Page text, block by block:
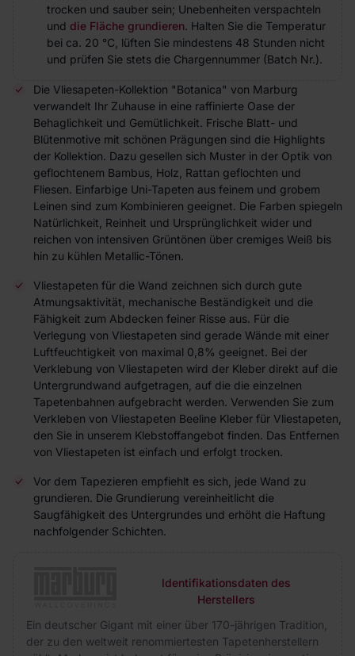
trocken und sauber sein; Unebenheiten verspachteln
und die Fläche grundieren. Halten Sie die Temperatur
bei ca. 20 °C, lüften Sie mindestens 48 Stunden nicht
und prüfen Sie stets die Chargennummer (Batch Nr.).
Die Vliesapeten-Kollektion "Botanica" von Marburg
verwandelt Ihr Zuhause in eine raffinierte Oase der
Behaglichkeit und Gemütlichkeit. Frische Blatt- und
Blütenmotive mit schönen Prägungen sind die Highlights
der Kollektion. Dazu gesellen sich Muster in der Optik von
geflochtenem Bambus, Holz, Rattan geflochten und
Fliesen. Einfarbige Uni-Tapeten aus feinem und grobem
Leinen sind zum Kombinieren geeignet. Die Farben spiegeln
Natürlichkeit, Reinheit und Ursprünglichkeit wider und
reichen von intensiven Grüntönen über cremiges Weiß bis
hin zu kühlen Metallic-Tönen.
Vliestapeten für die Wand zeichnen sich durch gute
Atmungsaktivität, mechanische Beständigkeit und die
Fähigkeit zum Abdecken feiner Risse aus. Für die
Verlegung von Vliestapeten sind gerade Wände mit einer
Luftfeuchtigkeit von maximal 0,8% geeignet. Bei der
Verklebung von Vliestapeten wird der Kleber direkt auf die
Untergrundwand aufgetragen, auf die die einzelnen
Tapetenbahnen aufgebracht werden. Verwenden Sie zum
Verkleben von Vliestapeten Beeline Kleber für Vliestapeten,
den Sie in unserem Klebstoffangebot finden. Das Entfernen
von Vliestapeten ist einfach und erfolgt trocken.
Vor dem Tapezieren empfiehlt es sich, jede Wand zu
grundieren. Die Grundierung vereinheitlicht die
Saugfähigkeit des Untergrundes und erhöht die Haftung
nachfolgender Schichten.
Identifikationsdaten des
Herstellers
Ein deutscher Gigant mit einer über 170-jährigen Tradition,
der zu den weltweit renommiertesten Tapetenherstellern